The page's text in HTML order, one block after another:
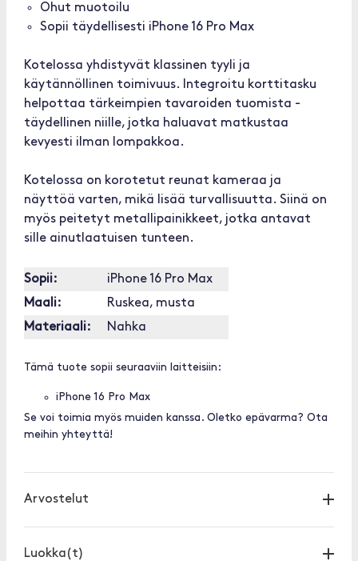
Ohut muotoilu
Sopii täydellisesti iPhone 16 Pro Max
Kotelossa yhdistyvät klassinen tyyli ja
käytännöllinen toimivuus. Integroitu korttitasku
helpottaa tärkeimpien tavaroiden tuomista -
täydellinen niille, jotka haluavat matkustaa
kevyesti ilman lompakkoa.
Kotelossa on korotetut reunat kameraa ja
näyttöä varten, mikä lisää turvallisuutta. Siinä on
myös peitetyt metallipainikkeet, jotka antavat
sille ainutlaatuisen tunteen.
Sopii:
iPhone 16 Pro Max
Maali:
Ruskea, musta
Materiaali:
Nahka
Tämä tuote sopii seuraaviin laitteisiin:
iPhone 16 Pro Max
Se voi toimia myös muiden kanssa. Oletko epävarma? Ota
meihin yhteyttä!
Arvostelut
Luokka(t)